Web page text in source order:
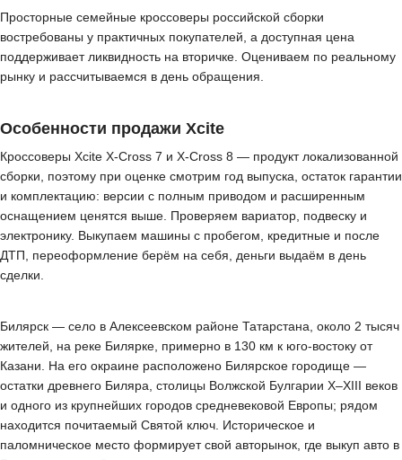
Просторные семейные кроссоверы российской сборки
востребованы у практичных покупателей, а доступная цена
поддерживает ликвидность на вторичке. Оцениваем по реальному
рынку и рассчитываемся в день обращения.
Особенности продажи Xcite
Кроссоверы Xcite X-Cross 7 и X-Cross 8 — продукт локализованной
сборки, поэтому при оценке смотрим год выпуска, остаток гарантии
и комплектацию: версии с полным приводом и расширенным
оснащением ценятся выше. Проверяем вариатор, подвеску и
электронику. Выкупаем машины с пробегом, кредитные и после
ДТП, переоформление берём на себя, деньги выдаём в день
сделки.
Билярск — село в Алексеевском районе Татарстана, около 2 тысяч
жителей, на реке Билярке, примерно в 130 км к юго-востоку от
Казани. На его окраине расположено Билярское городище —
остатки древнего Биляра, столицы Волжской Булгарии X–XIII веков
и одного из крупнейших городов средневековой Европы; рядом
находится почитаемый Святой ключ. Историческое и
паломническое место формирует свой авторынок, где выкуп авто в